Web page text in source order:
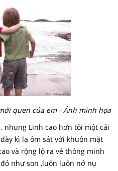
quen của em - Ảnh minh họa
nhung Linh cao hơn tôi một cái
kì lạ ôm sát với khuôn mặt
và rộng lộ ra vẻ thông minh
như son ,luôn luôn nở nụ